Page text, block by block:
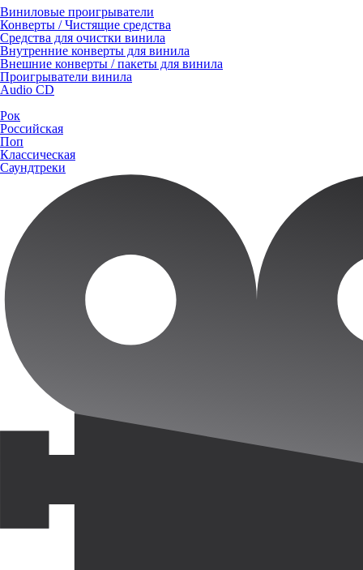
Виниловые проигрыватели
Конверты / Чистящие средства
Средства для очистки винила
Внутренние конверты для винила
Внешние конверты / пакеты для винила
Проигрыватели винила
Audio CD
Рок
Российская
Поп
Классическая
Саундтреки